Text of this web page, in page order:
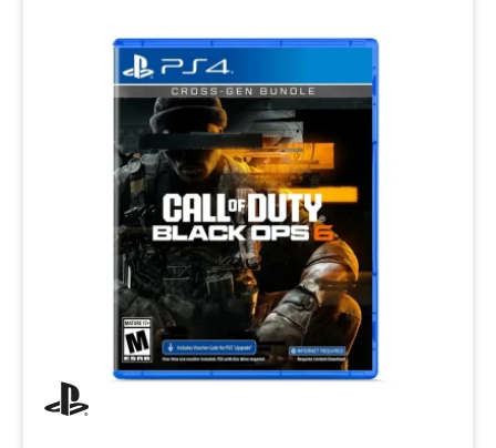
Telefonía
Juguetes
Iluminación
Hogar